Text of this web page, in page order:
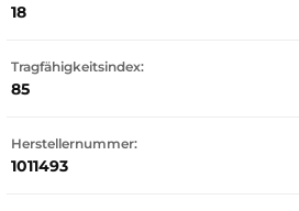
18
Tragfähigkeitsindex:
85
Herstellernummer:
1011493